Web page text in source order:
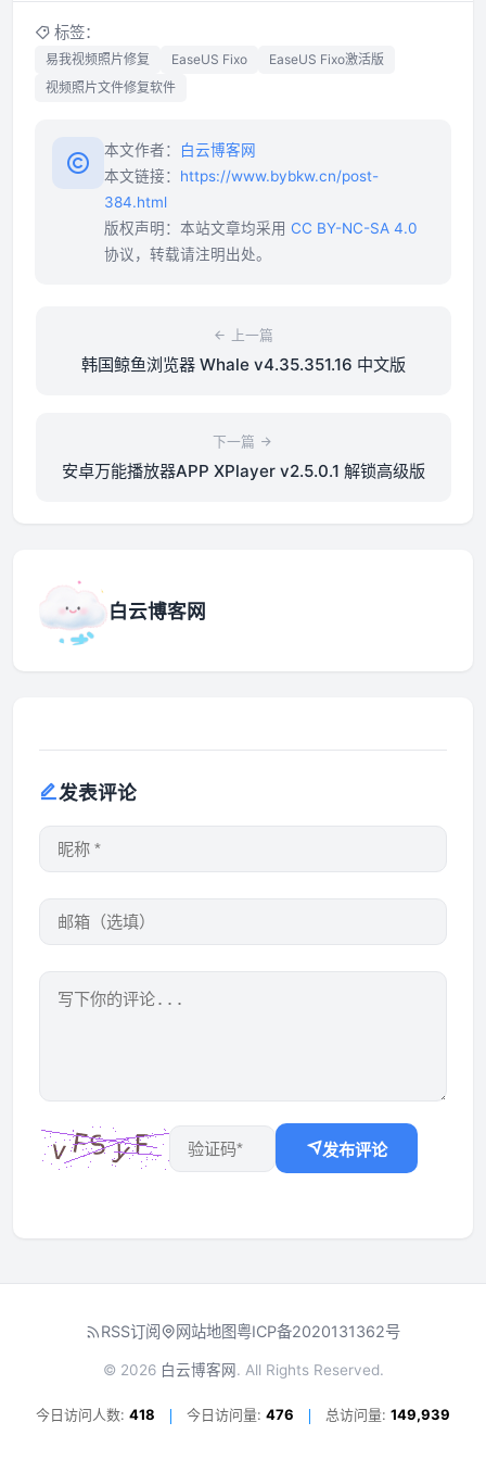
标签：
易我视频照片修复 EaseUS Fixo
EaseUS Fixo激活版
视频照片文件修复软件
本文作者：
白云博客网
本文链接： https://www.bybkw.cn/post-
384.html
版权声明：本站文章均采用 CC BY-NC-SA 4.0
协议，转载请注明出处。
上一篇
韩国鲸鱼浏览器 Whale v4.35.351.16 中文版
下一篇
安卓万能播放器APP XPlayer v2.5.0.1 解锁高级版
白云博客网
发表评论
发布评论
RSS订阅 网站地图粤ICP备2020131362号
© 2026 白云博客网. All Rights Reserved.
今日访问人数: 418 今日访问量: 476 总访问量: 149,939